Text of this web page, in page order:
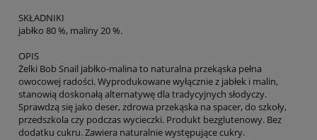
SKŁADNIKI
jabłko 80 %, maliny 20 %.
OPIS
Żelki Bob Snail jabłko-malina to naturalna przekąska pełna
owocowej radości. Wyprodukowane wyłącznie z jabłek i malin,
stanowią doskonałą alternatywę dla tradycyjnych słodyczy.
Sprawdzą się jako deser, zdrowa przekąska na spacer, do szkoły,
przedszkola czy podczas wycieczki. Produkt bezglutenowy. Bez
dodatku cukru. Zawiera naturalnie występujące cukry.